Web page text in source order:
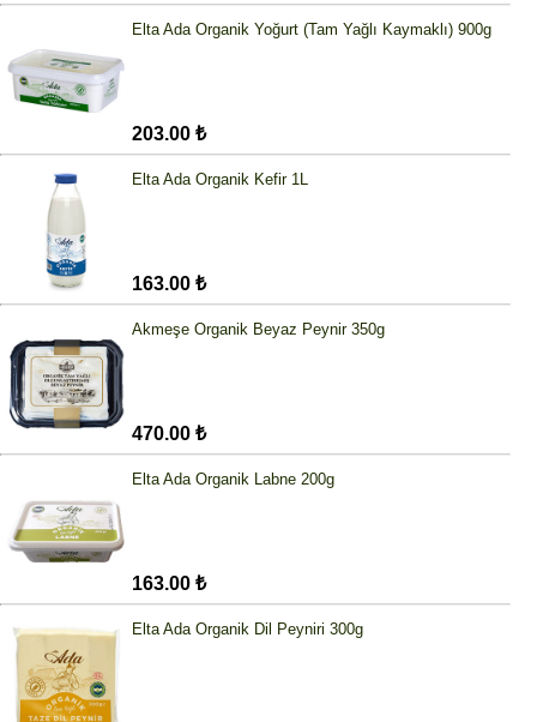
Elta Ada Organik Yoğurt (Tam Yağlı Kaymaklı) 900g
203.00 ₺
Elta Ada Organik Kefir 1L
163.00 ₺
Akmeşe Organik Beyaz Peynir 350g
470.00 ₺
Elta Ada Organik Labne 200g
163.00 ₺
Elta Ada Organik Dil Peyniri 300g